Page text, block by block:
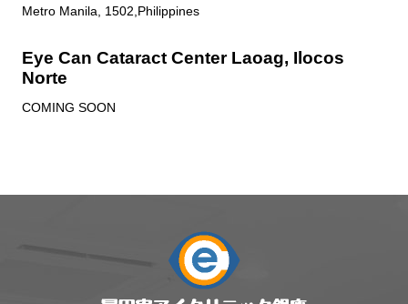
Metro Manila, 1502,Philippines
Eye Can Cataract Center Laoag, Ilocos
Norte
COMING SOON